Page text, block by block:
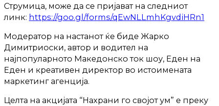
Струмица, може да се пријават на следниот
линк: https://goo.gl/forms/qEwNLLmhKgvdiHRn1
Модератор на настанот ќе биде Жарко
Димитриоски, автор и водител на
најпопуларното Македонско ток шоу, Еден на
Еден и креативен директор во истоимената
маркетинг агенција.
Целта на акцијата “Нахрани го својот ум” е преку